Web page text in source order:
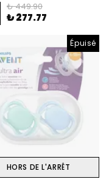
₺ 449.90
₺ 277.77
Épuisé
HORS DE L'ARRÊT